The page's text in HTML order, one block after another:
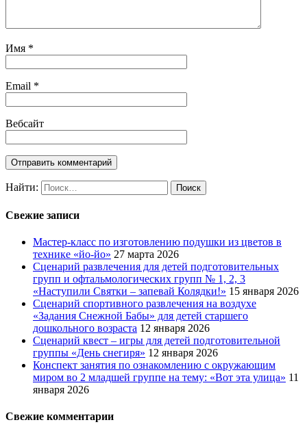
Имя *
Email *
Вебсайт
Найти:
Свежие записи
Мастер-класс по изготовлению подушки из цветов в
технике «йо-йо» 27 марта 2026
Сценарий развлечения для детей подготовительных
групп и офтальмологических групп № 1, 2, 3
«Наступили Святки – запевай Колядки!» 15 января 2026
Сценарий спортивного развлечения на воздухе
«Задания Снежной Бабы» для детей старшего
дошкольного возраста 12 января 2026
Сценарий квест – игры для детей подготовительной
группы «День снегиря» 12 января 2026
Конспект занятия по ознакомлению с окружающим
миром во 2 младшей группе на тему: «Вот эта улица» 11
января 2026
Свежие комментарии